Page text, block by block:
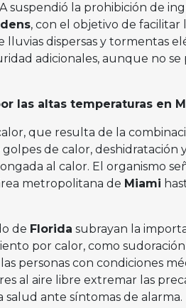
suspendió la prohibición de
, con el objetivo de facilitar
lluvias dispersas y tormentas
adicionales, aunque no se
las altas temperaturas en
que resulta de la
de calor, deshidratación
al calor. El organismo
metropolitana de Miami
de Florida subrayan la
por calor, como sudoración
personas con condiciones
al aire libre extremar las
ante síntomas de alarma.